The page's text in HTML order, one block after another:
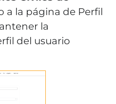
a la página de Perfil
la
del usuario